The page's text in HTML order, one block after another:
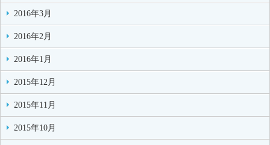
2016年3月
2016年2月
2016年1月
2015年12月
2015年11月
2015年10月